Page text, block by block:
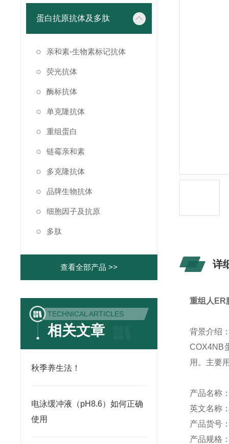
蛋白抗原抗体及多肽
亲和素-生物素标记抗体
荧光抗体
酶标抗体
单克隆抗体
重组蛋白
链霉亲和素
多克隆抗体
品牌生物抗体
细胞因子及抗原
多肽
查看全部产品 >>
TECHNICAL ARTICLES
相关文章
秋季养生法！
电泳缓冲液（pH8.6）如何正确
使用
详
重组人ER
背景介绍
COX4NB
用。主要
产品名称
英文名称
产品货号
产品规格